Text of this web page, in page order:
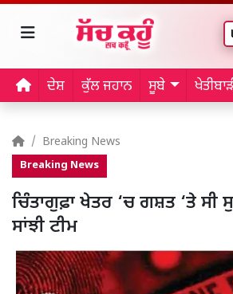
ਦੇਸ਼ ਕੁੱਲ ਜਹਾਨ ਸੂਬੇ
Breaking News
Breaking News
ਚਿੰਤਾਗੁਫ਼ਾ ਖੇਤਰ ‘ਚ ਗਸ਼ਤ ‘ਤੇ ਸੀ
ਸਾਂਝੀ ਟੀਮ